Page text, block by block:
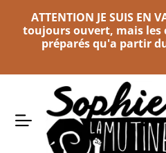
ATTENTION JE SUIS EN
toujours ouvert, mais les
préparés qu'a partir